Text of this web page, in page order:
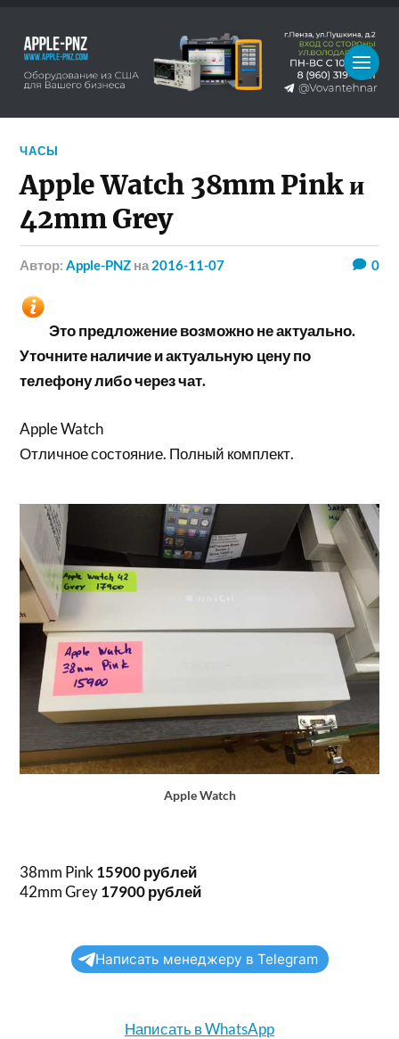
ЧАСЫ
Apple Watch 38mm Pink и
42mm Grey
Автор:Apple-PNZ на 2016-11-07 0
Это предложение возможно не актуально.
Уточните наличие и актуальную цену по
телефону либо через чат.
Apple Watch
Отличное состояние. Полный комплект.
Apple Watch
38mm Pink15900 рублей
42mm Grey17900 рублей
Написать менеджеру в Telegram
Написать в WhatsApp